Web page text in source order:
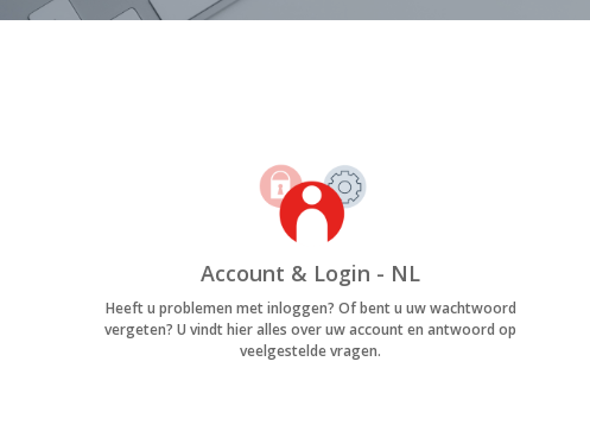
Account & Login - NL
Heeft u problemen met inloggen? Of bent u uw wachtwoord
vergeten? U vindt hier alles over uw account en antwoord op
veelgestelde vragen.